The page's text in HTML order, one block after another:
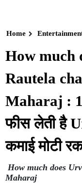
Home
How much
Rautela
Maharaj : 1
फीस लेती है
कमाई मोटी
How much does
Maharaj